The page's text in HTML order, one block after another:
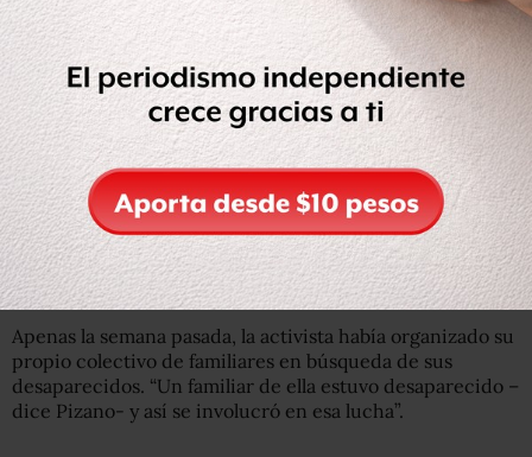
por los derechos de la comunidad LGBTI y de otras
luchas. Ha participado en la organización de la marcha
LGBTI y en muchas manifestaciones culturales, como
exposiciones fotográficas y documentales, cuenta su
amigo y compañero de activismo.
Además de participar desde 2016 en el Colectivo
Inclusión que promueve los derechos de la diversidad
sexual, Regina también se ha sumado a la lucha en favor
de los derechos de las mujeres y en la de las familias que
buscan a sus desaparecidos.
Apenas la semana pasada, la activista había organizado su
propio colectivo de familiares en búsqueda de sus
desaparecidos. “Un familiar de ella estuvo desaparecido –
dice Pizano- y así se involucró en esa lucha”.